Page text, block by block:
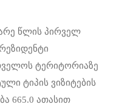
წლის პირველ
ტერიტორიაზე
ტიპის ვიზიტების
665.0 ათასით